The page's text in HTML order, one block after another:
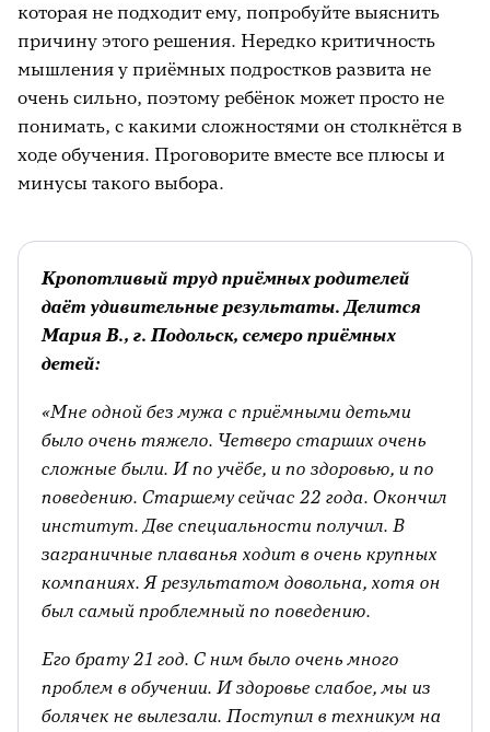
общественно-научная (история,
философия, экономика, юридические
науки);
гуманитарная (литература,
журналистика, лингвистика,
педагогика, психология);
изобразительное, театральное);
определённых интересов у меня нет.
2. Какие учебные предметы тебе нравятся
больше всего? Напиши.
3. Какие учебные предметы тебене
нравятся? Напиши.
4. Чем ты любишь заниматься в свободное
время? Подчеркни.
Читать;
которая не подходит ему, попробуйте выяснить
причину этого решения. Нередко критичность
мышления у приёмных подростков развита не
очень сильно, поэтому ребёнок может просто не
понимать, с какими сложностями он столкнётся в
ходе обучения. Проговорите вместе все плюсы и
минусы такого выбора.
Кропотливый труд приёмных родителей
даёт удивительные результаты. Делится
Мария В., г. Подольск, семеро приёмных
детей:
«Мне одной без мужа с приёмными детьми
было очень тяжело. Четверо старших очень
сложные были. И по учёбе, и по здоровью, и по
поведению. Старшему сейчас 22 года. Окончил
институт. Две специальности получил. В
заграничные плаванья ходит в очень крупных
компаниях. Я результатом довольна, хотя он
был самый проблемный по поведению.
Его брату 21 год. С ним было очень много
проблем в обучении. И здоровье слабое, мы из
болячек не вылезали. Поступил в техникум на